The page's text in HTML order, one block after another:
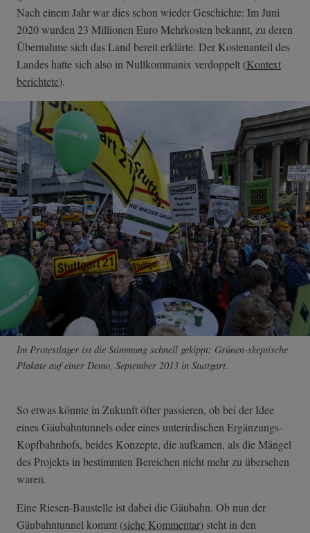
Nach einem Jahr war dies schon wieder Geschichte: Im Juni
2020 wurden 23 Millionen Euro Mehrkosten bekannt, zu deren
Übernahme sich das Land bereit erklärte. Der Kostenanteil des
Landes hatte sich also in Nullkommanix verdoppelt (Kontext
berichtete).
Im Protestlager ist die Stimmung schnell gekippt: Grünen-skeptische
Plakate auf einer Demo, September 2013 in Stuttgart.
So etwas könnte in Zukunft öfter passieren, ob bei der Idee
eines Gäubahntunnels oder eines unterirdischen Ergänzungs-
Kopfbahnhofs, beides Konzepte, die aufkamen, als die Mängel
des Projekts in bestimmten Bereichen nicht mehr zu übersehen
waren.
Eine Riesen-Baustelle ist dabei die Gäubahn. Ob nun der
Gäubahntunnel kommt (siehe Kommentar) steht in den